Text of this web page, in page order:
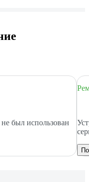
был использован